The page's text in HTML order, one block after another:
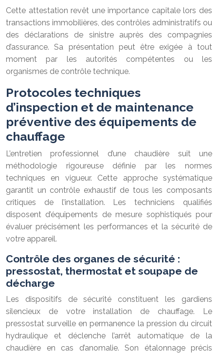
Cette attestation revêt une importance capitale lors des
transactions immobilières, des contrôles administratifs ou
des déclarations de sinistre auprès des compagnies
d’assurance. Sa présentation peut être exigée à tout
moment par les autorités compétentes ou les
organismes de contrôle technique.
Protocoles techniques
d’inspection et de maintenance
préventive des équipements de
chauffage
L’entretien professionnel d’une chaudière suit une
méthodologie rigoureuse définie par les normes
techniques en vigueur. Cette approche systématique
garantit un contrôle exhaustif de tous les composants
critiques de l’installation. Les techniciens qualifiés
disposent d’équipements de mesure sophistiqués pour
évaluer précisément les performances et la sécurité de
votre appareil.
Contrôle des organes de sécurité :
pressostat, thermostat et soupape de
décharge
Les dispositifs de sécurité constituent les gardiens
silencieux de votre installation de chauffage. Le
pressostat surveille en permanence la pression du circuit
hydraulique et déclenche l’arrêt automatique de la
chaudière en cas d’anomalie. Son étalonnage précis